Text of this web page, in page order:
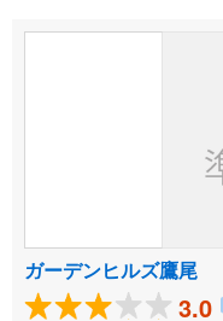
ガーデンヒルズ鷹尾
3.0